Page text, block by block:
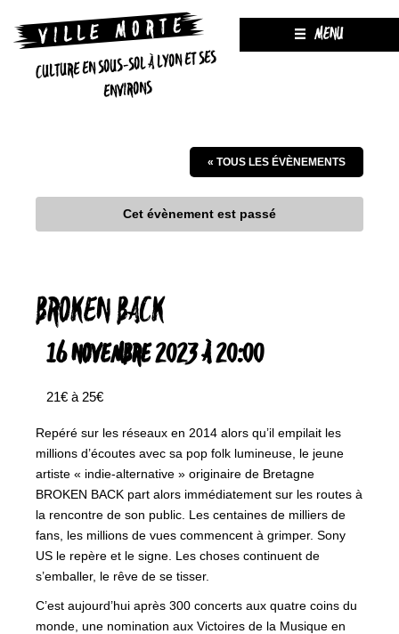
CULTURE EN SOUS-SOL À LYON ET SES
ENVIRONS
MENU
« TOUS LES ÉVÈNEMENTS
Cet évènement est passé
BROKEN BACK
16 NOVEMBRE 2023 À 20:00
21€ à 25€
Repéré sur les réseaux en 2014 alors qu’il empilait les
millions d’écoutes avec sa pop folk lumineuse, le jeune
artiste « indie-alternative » originaire de Bretagne
BROKEN BACK part alors immédiatement sur les routes à
la rencontre de son public. Les centaines de milliers de
fans, les millions de vues commencent à grimper. Sony
US le repère et le signe. Les choses continuent de
s’emballer, le rêve de se tisser.
C’est aujourd’hui après 300 concerts aux quatre coins du
monde, une nomination aux Victoires de la Musique en